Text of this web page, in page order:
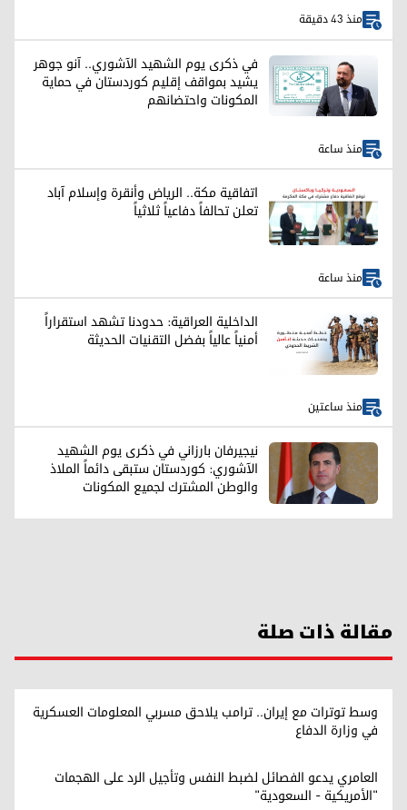
منذ 43 دقيقة
في ذكرى يوم الشهيد الآشوري.. آنو جوهر
يشيد بمواقف إقليم كوردستان في حماية
المكونات واحتضانهم
منذ ساعة
اتفاقية مكة.. الرياض وأنقرة وإسلام آباد
تعلن تحالفاً دفاعياً ثلاثياً
منذ ساعة
الداخلية العراقية: حدودنا تشهد استقراراً
أمنياً عالياً بفضل التقنيات الحديثة
منذ ساعتين
نيجيرفان بارزاني في ذكرى يوم الشهيد
الآشوري: كوردستان ستبقى دائماً الملاذ
والوطن المشترك لجميع المكونات
مقالة ذات صلة
وسط توترات مع إيران.. ترامب يلاحق مسربي المعلومات العسكرية
في وزارة الدفاع
العامري يدعو الفصائل لضبط النفس وتأجيل الرد على الهجمات
"الأمريكية - السعودية"